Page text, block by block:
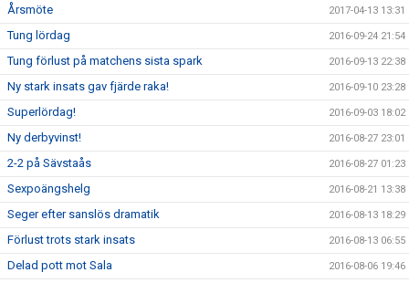
Årsmöte 2017-04-13 13:31
Tung lördag 2016-09-24 21:54
Tung förlust på matchens sista spark 2016-09-13 22:38
Ny stark insats gav fjärde raka! 2016-09-10 23:28
Superlördag! 2016-09-03 18:02
Ny derbyvinst! 2016-08-27 23:01
2-2 på Sävstaås 2016-08-27 01:23
Sexpoängshelg 2016-08-21 13:38
Seger efter sanslös dramatik 2016-08-13 18:29
Förlust trots stark insats 2016-08-13 06:55
Delad pott mot Sala 2016-08-06 19:46